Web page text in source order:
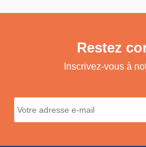
Restez
Inscrivez-vous à